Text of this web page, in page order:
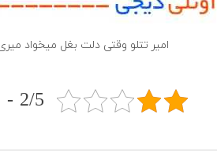
امیر تتلو وقتی دلت بغل میخواد
2/5 - (3 امتیاز)